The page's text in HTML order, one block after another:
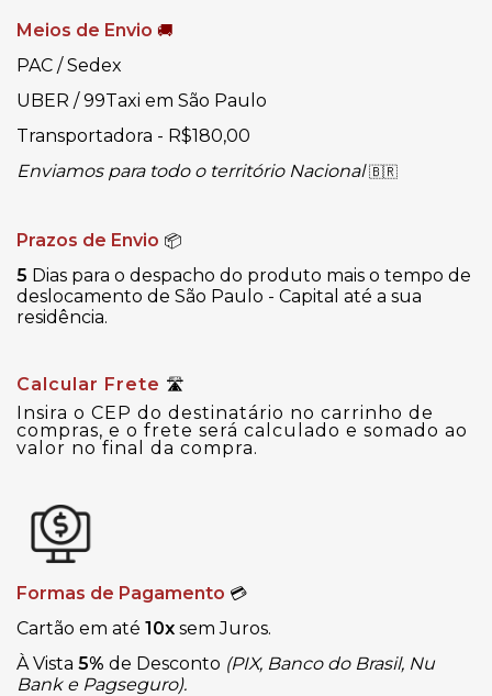
Meios de Envio 🚚
PAC / Sedex
UBER / 99Taxi em São Paulo
Transportadora - R$180,00
Enviamos para todo o território Nacional🇧🇷
Prazos de Envio 📦
5 Dias para o despacho do produto mais o tempo de
deslocamento de São Paulo - Capital até a sua
residência.
Calcular Frete 🛣
Insira o CEP do destinatário no carrinho de
compras, e o frete será calculado e somado ao
valor no final da compra.
Formas de Pagamento 💳
Cartão em até 10x sem Juros.
À Vista 5% de Desconto (PIX, Banco do Brasil, Nu
Bank e Pagseguro).